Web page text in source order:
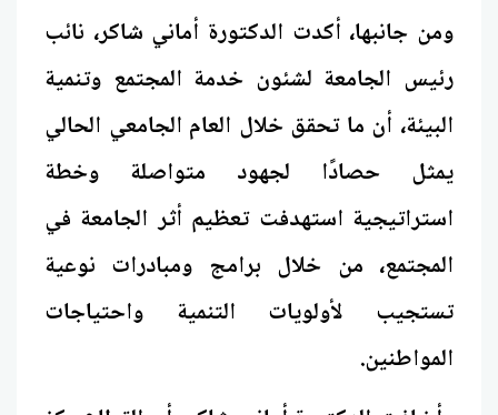
ومن جانبها، أكدت الدكتورة أماني شاكر، نائب
رئيس الجامعة لشئون خدمة المجتمع وتنمية
البيئة، أن ما تحقق خلال العام الجامعي الحالي
يمثل حصادًا لجهود متواصلة وخطة
استراتيجية استهدفت تعظيم أثر الجامعة في
المجتمع، من خلال برامج ومبادرات نوعية
تستجيب لأولويات التنمية واحتياجات
المواطنين.